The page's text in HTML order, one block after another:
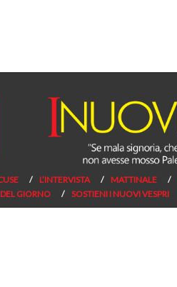
L’INTERVISTA MATTINALE
GIORNO SOSTIENI I NUOVI VESPRI